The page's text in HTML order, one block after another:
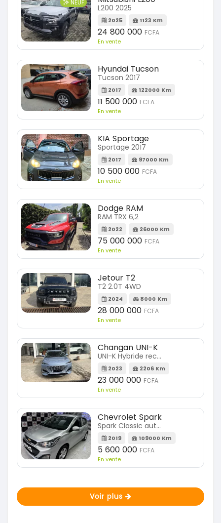
NEUF
L200 2025
2025 1123 Km
24 800 000 FCFA
En vente
Hyundai Tucson
Tucson 2017
2017 122000 Km
11 500 000 FCFA
En vente
KIA Sportage
Sportage 2017
2017 97000 Km
10 500 000 FCFA
En vente
Dodge RAM
RAM TRX 6,2
2022 26000 Km
75 000 000 FCFA
En vente
Jetour T2
T2 2.0T 4WD
2024 8000 Km
28 000 000 FCFA
En vente
Changan UNI-K
UNI-K Hybride rechargeable
2023 2206 Km
23 000 000 FCFA
En vente
Chevrolet Spark
Spark Classic automatique
2019 109000 Km
5 600 000 FCFA
En vente
Voir plus